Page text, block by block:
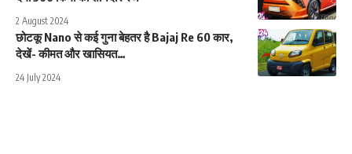
2 August 2024
छोटकू Nano से कई गुना बेहतर है Bajaj Re 60 कार,
देखें- कीमत और खासियत…
24 July 2024